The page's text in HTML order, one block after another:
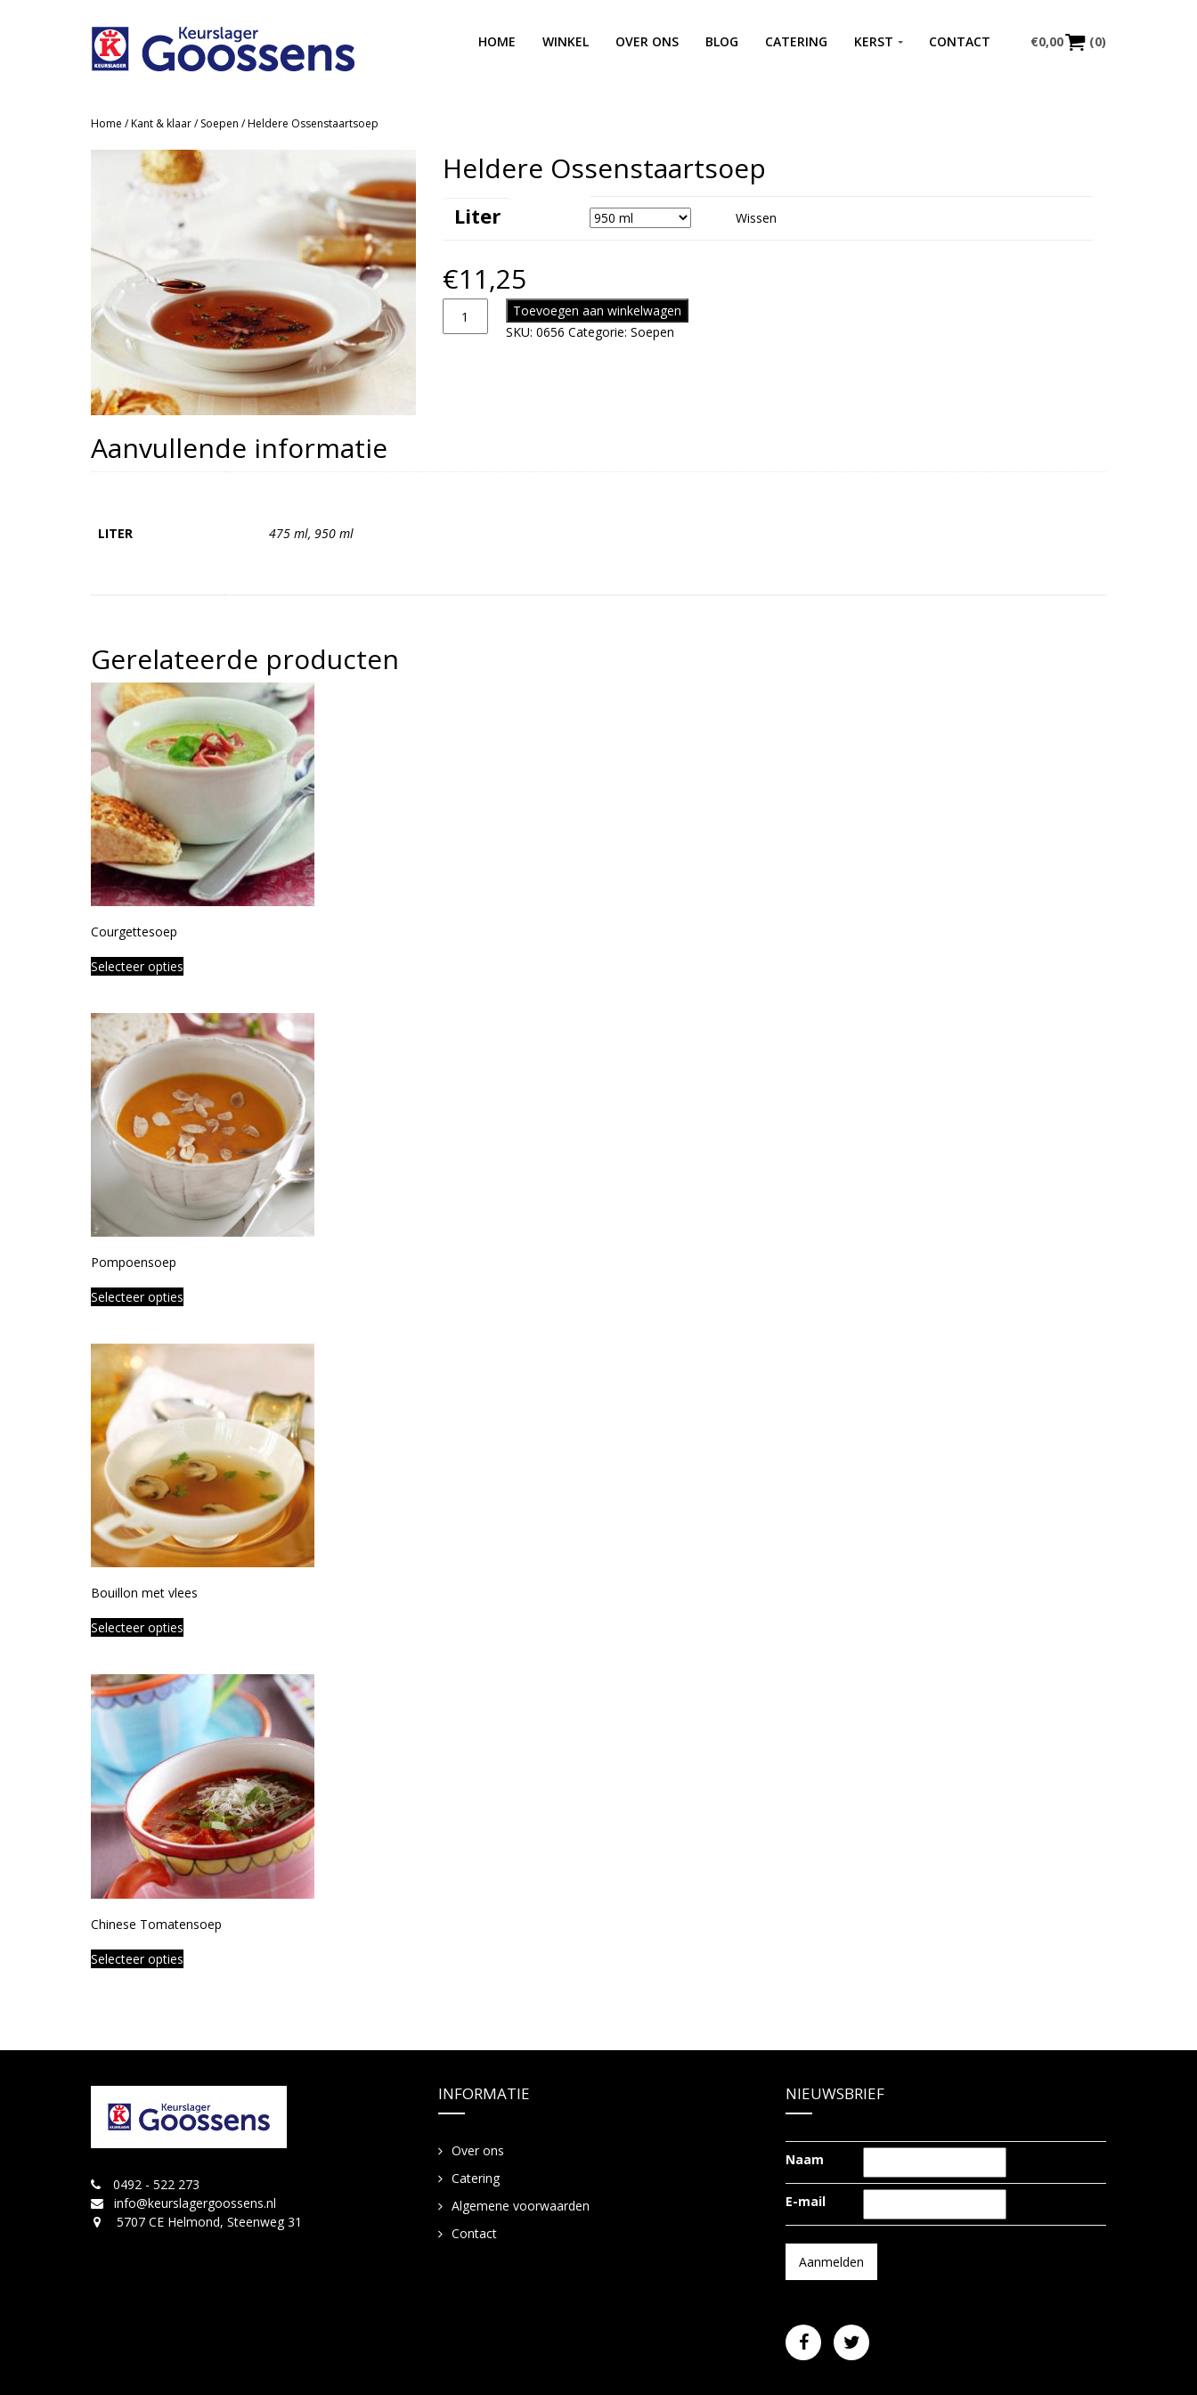
€0,00 (0)
HOME WINKEL OVER ONS BLOG CATERING KERST CONTACT
Home /Kant & klaar/Soepen / Heldere Ossenstaartsoep
Heldere Ossenstaartsoep
Liter Wissen
€11,25
Toevoegen aan winkelwagen
SKU: 0656 Categorie: Soepen
Aanvullende informatie
LITER 475 ml, 950 ml
Gerelateerde producten
Courgettesoep
Selecteer opties
Pompoensoep
Selecteer opties
Bouillon met vlees
Selecteer opties
Chinese Tomatensoep
Selecteer opties
0492 - 522 273
info@keurslagergoossens.nl
5707 CE Helmond, Steenweg 31
INFORMATIE
Over ons
Catering
Algemene voorwaarden
Contact
NIEUWSBRIEF
Naam
E-mail